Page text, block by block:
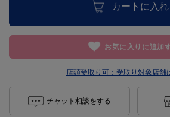
カートに入れ
お気に入りに追加
店頭受取り可： 受取り対象店舗
チャット相談をする